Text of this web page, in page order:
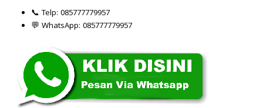
📞 Telp: 085777779957
💬 WhatsApp: 085777779957